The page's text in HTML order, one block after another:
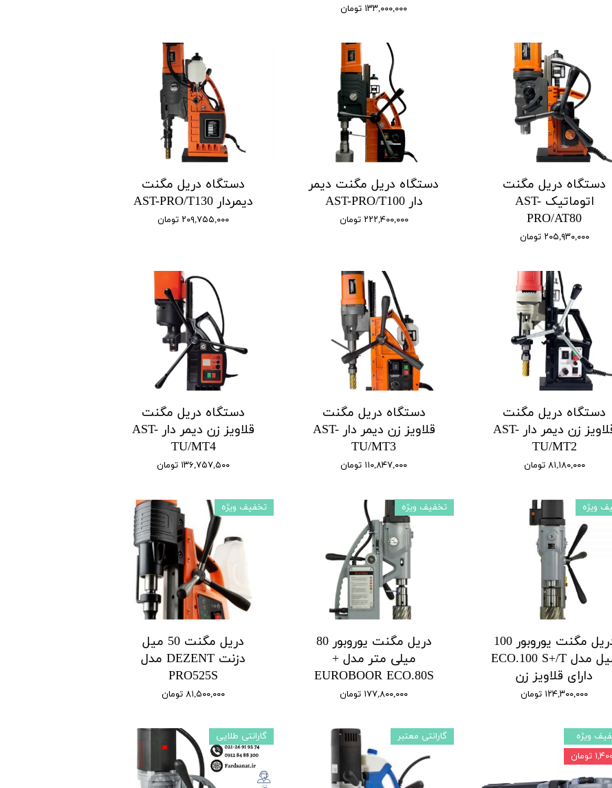
۱۳۳,۰۰۰,۰۰۰ تومان
دستگاه دریل مگنت
اتوماتیک AST-
PRO/AT80
۲۰۵,۹۳۰,۰۰۰ تومان
دستگاه دریل مگنت دیمر
دار AST-PRO/T100
۲۲۲,۴۰۰,۰۰۰ تومان
دستگاه دریل مگنت
دیمردار AST-PRO/T130
۲۰۹,۷۵۵,۰۰۰ تومان
دستگاه دریل مگنت
قلاویز زن دیمر‌ دار AST-
TU/MT2
۸۱,۱۸۰,۰۰۰ تومان
دستگاه دریل مگنت
قلاویز زن دیمر‌ دار AST-
TU/MT3
۱۱۰,۸۴۷,۰۰۰ تومان
دستگاه دریل مگنت
قلاویز زن دیمر‌ دار AST-
TU/MT4
۱۳۶,۷۵۷,۵۰۰ تومان
دریل مگنت یوروبور 100
میل مدل ECO.100 S+/T
دارای قلاویز زن
۱۲۴,۳۰۰,۰۰۰ تومان
ویژه
دریل مگنت یوروبور 80
میلی متر مدل +
EUROBOOR ECO.80S
۱۷۷,۸۰۰,۰۰۰ تومان
تخفیف ویژه
دریل مگنت 50 میل
دزنت DEZENT مدل
PRO525S
۸۱,۵۰۰,۰۰۰ تومان
تخفیف ویژه
ویژه
تومان
گارانتی معتبر گارانتی طلایی